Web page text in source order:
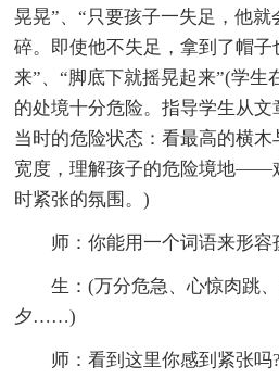
晃晃”、“只要孩子一失足，他
碎。即使他不失足，拿到了帽子
来”、“脚底下就摇晃起来”(学生
的处境十分危险。指导学生从
当时的危险状态：看最高的横
宽度，理解孩子的危险境地――
时紧张的氛围。)
师：你能用一个词语来形容
生：(万分危急、心惊肉跳、
夕……)
师：看到这里你感到紧张吗?